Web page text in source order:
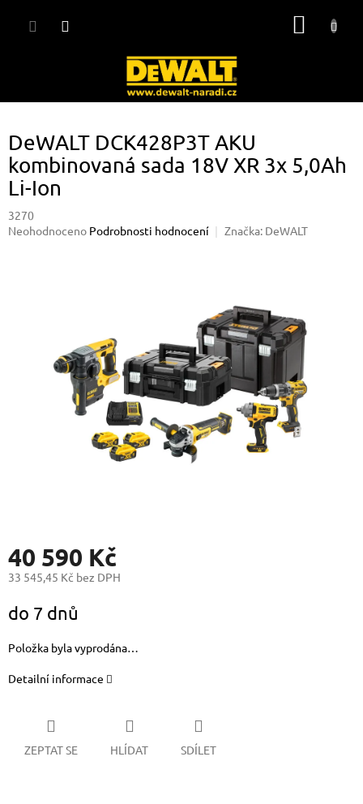
DeWALT DCK428P3T AKU
kombinovaná sada 18V XR 3x 5,0Ah
Li-Ion
3270
Průměrné
Neohodnoceno Podrobnosti hodnocení Značka: DeWALT
40 590 Kč
33 545,45 Kč bez DPH
cena:
do 7 dnů
Položka byla vyprodána…
Detailní informace
ZEPTAT SE HLÍDAT SDÍLET